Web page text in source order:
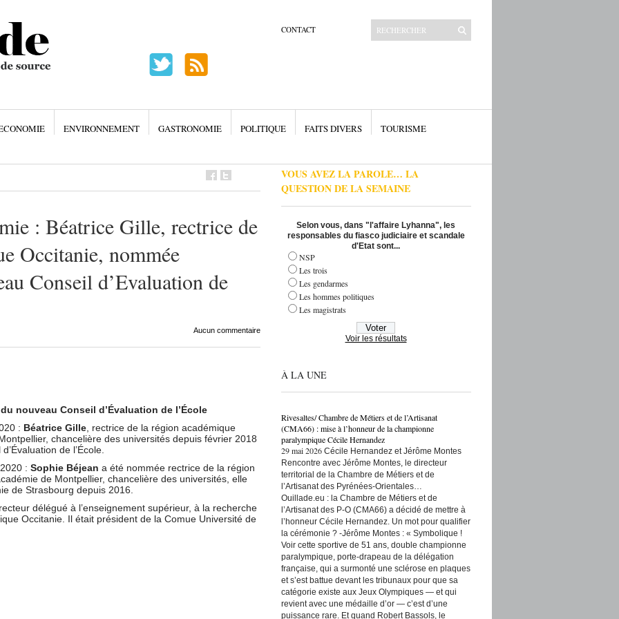
CONTACT
ENVIRONNEMENT GASTRONOMIE POLITIQUE FAITS DIVERS TOURISME
: Béatrice Gille, rectrice de
Occitanie, nommée
Conseil d’Evaluation de
Aucun commentaire
nouveau Conseil d’Évaluation de l’École
: Béatrice Gille, rectrice de la région académique
chancelière des universités depuis février 2018
de l’École.
: Sophie Béjean a été nommée rectrice de la région
de Montpellier, chancelière des universités, elle
de Strasbourg depuis 2016.
délégué à l’enseignement supérieur, à la recherche
Occitanie. Il était président de la Comue Université de
VOUS AVEZ LA PAROLE… LA
QUESTION DE LA SEMAINE
Selon vous, dans "l'affaire Lyhanna", les
responsables du fiasco judiciaire et scandale
d'Etat sont...
NSP
Les trois
Les gendarmes
Les hommes politiques
Les magistrats
Voir les résultats
À LA UNE
Rivesaltes/ Chambre de Métiers et de l’Artisanat
(CMA66) : mise à l’honneur de la championne
paralympique Cécile Hernandez
29 mai 2026 Cécile Hernandez et Jérôme Montes
Rencontre avec Jérôme Montes, le directeur
territorial de la Chambre de Métiers et de
l’Artisanat des Pyrénées-Orientales…
Ouillade.eu : la Chambre de Métiers et de
l’Artisanat des P-O (CMA66) a décidé de mettre à
l’honneur Cécile Hernandez. Un mot pour qualifier
la cérémonie ? -Jérôme Montes : « Symbolique !
Voir cette sportive de 51 ans, double championne
paralympique, porte-drapeau de la délégation
française, qui a surmonté une sclérose en plaques
et s’est battue devant les tribunaux pour que sa
catégorie existe aux Jeux Olympiques — et qui
revient avec une médaille d’or — c’est d’une
puissance rare. Et quand Robert Bassols, le